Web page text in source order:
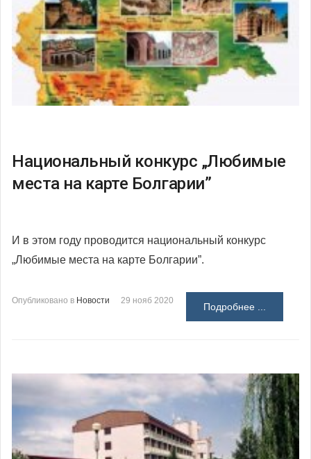
Национальный конкурс „Любимые
места на карте Болгарии”
И в этом году проводится национальный конкурс
„Любимые места на карте Болгарии”.
Опубликовано в Новости 29 нояб 2020
Подробнее ...